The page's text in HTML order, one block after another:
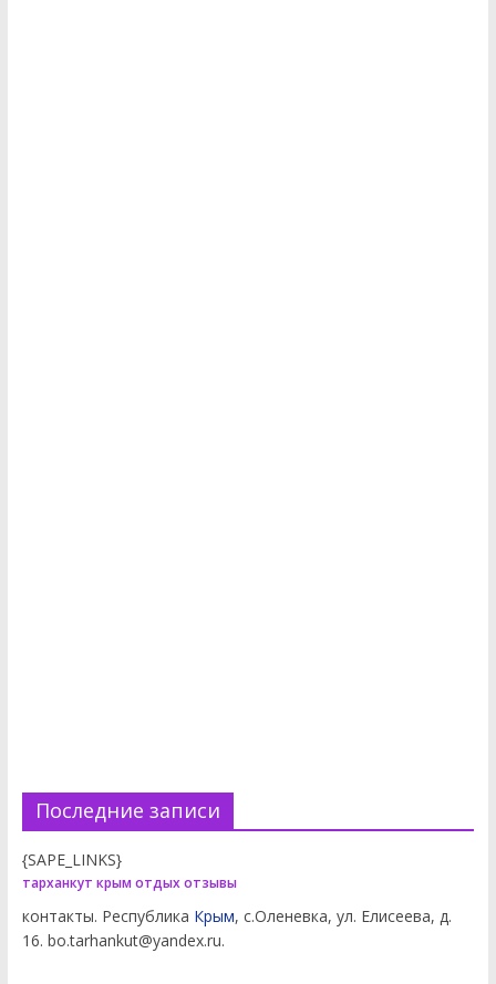
Последние записи
{SAPE_LINKS}
тарханкут крым отдых отзывы
контакты. Республика Крым, с.Оленевка, ул. Елисеева, д.
16. bo.tarhankut@yandex.ru.